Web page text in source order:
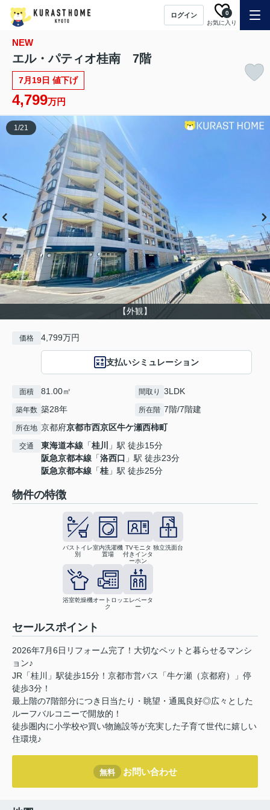
ログイン
お気に入り
0
NEW
エル・パティオ桂南 7階
7月19日 値下げ
4,799万円
【外観】
1/21
価格 4,799万円
支払いシミュレーション
面積 81.00㎡ 間取り 3LDK
築年数 築28年 所在階 7階/7階建
所在地 京都府京都市西京区牛ケ瀬西柿町
交通 東海道本線 「桂川
」駅 徒歩15分
阪急京都本線 「洛西口 」駅 徒歩23分
阪急京都本線 「桂 」駅 徒歩25分
物件の特徴
バストイレ
別
室内洗濯機
置場
TVモニタ
付きインタ
ーホン
独立洗面台
浴室乾燥機オートロッ
ク
エレベータ
ー
セールスポイント
2026年7月6日リフォーム完了！大切なペットと暮らせるマンシ
ョン♪
JR「桂川」駅徒歩15分！京都市営バス「牛ケ瀬（京都府）」停
徒歩3分！
最上階の7階部分につき日当たり・眺望・通風良好◎広々とした
ルーフバルコニーで開放的！
徒歩圏内に小学校や買い物施設等が充実した子育て世代に嬉しい
住環境♪
無料 お問い合わせ